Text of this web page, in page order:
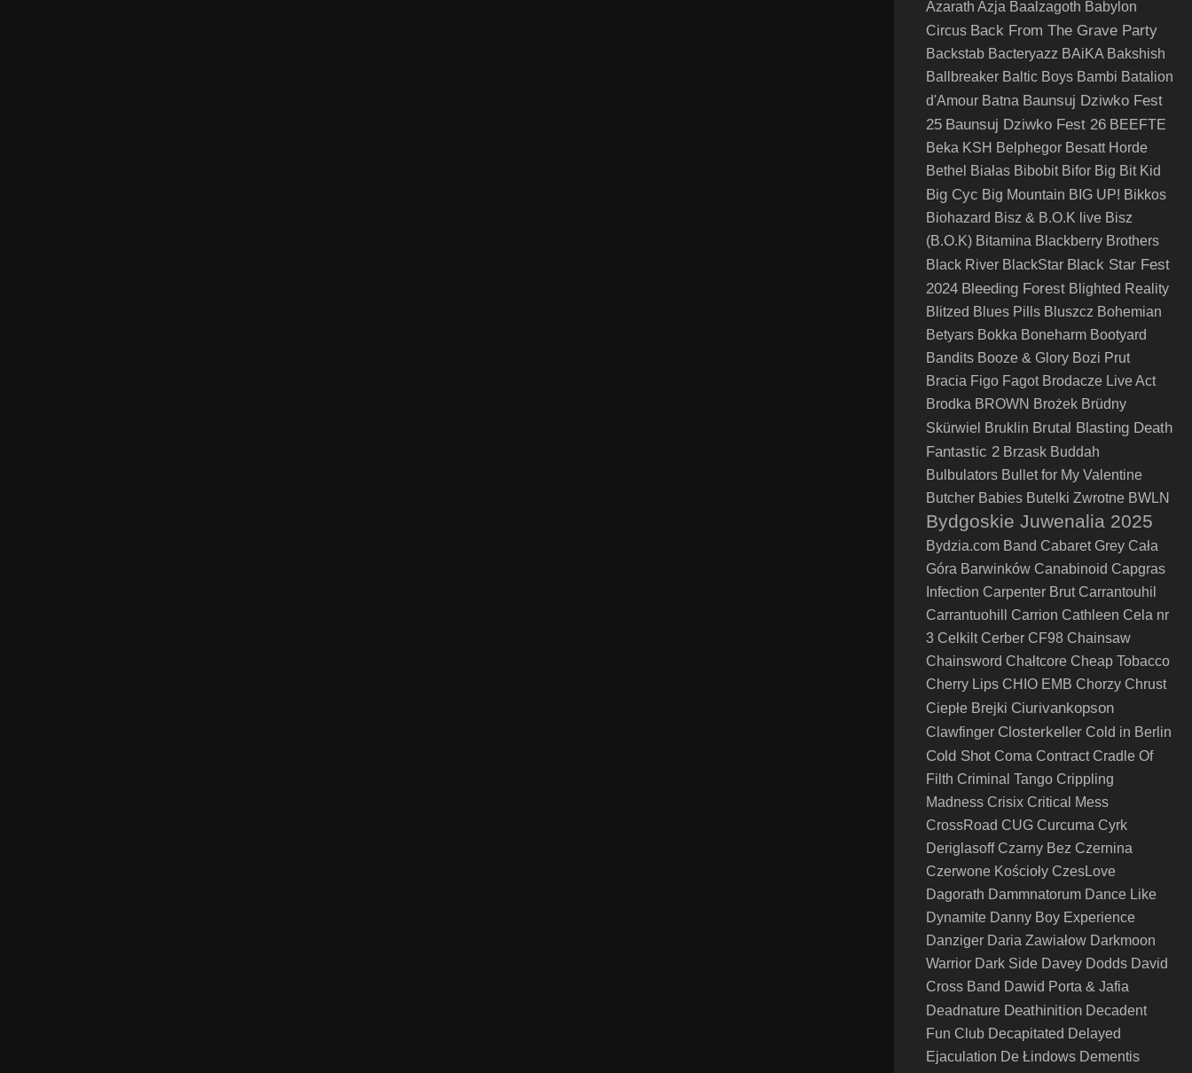
Azarath Azja Baalzagoth Babylon
Circus Back From The Grave Party
Backstab Bacteryazz BAiKA Bakshish
Ballbreaker Baltic Boys Bambi Batalion
d'Amour Batna Baunsuj Dziwko Fest
25 Baunsuj Dziwko Fest 26 BEEFTE
Beka KSH Belphegor Besatt Horde
Bethel Białas Bibobit Bifor Big Bit Kid
Big Cyc Big Mountain BIG UP! Bikkos
Biohazard Bisz & B.O.K live Bisz
(B.O.K) Bitamina Blackberry Brothers
Black River BlackStar Black Star Fest
2024 Bleeding Forest Blighted Reality
Blitzed Blues Pills Bluszcz Bohemian
Betyars Bokka Boneharm Bootyard
Bandits Booze & Glory Bozi Prut
Bracia Figo Fagot Brodacze Live Act
Brodka BROWN Brożek Brüdny
Skürwiel Bruklin Brutal Blasting Death
Fantastic 2 Brzask Buddah
Bulbulators Bullet for My Valentine
Butcher Babies Butelki Zwrotne BWLN
Bydgoskie Juwenalia 2025
Bydzia.com Band Cabaret Grey Cała
Góra Barwinków Canabinoid Capgras
Infection Carpenter Brut Carrantouhil
Carrantuohill
Carrion Cathleen Cela nr
3 Celkilt Cerber CF98 Chainsaw
Chainsword Chałtcore Cheap Tobacco
Cherry Lips CHIO EMB Chorzy Chrust
Ciepłe Brejki Ciurivankopson
Clawfinger Closterkeller Cold in Berlin
Cold Shot Coma Contract Cradle Of
Filth Criminal Tango Crippling
Madness Crisix Critical Mess
CrossRoad CUG Curcuma Cyrk
Deriglasoff Czarny Bez Czernina
Czerwone Kościoły CzesLove
Dagorath Dammnatorum Dance Like
Dynamite Danny Boy Experience
Danziger Daria Zawiałow Darkmoon
Warrior Dark Side Davey Dodds David
Cross Band Dawid Porta & Jafia
Deadnature Deathinition Decadent
Fun Club Decapitated Delayed
Ejaculation De Łindows Dementis